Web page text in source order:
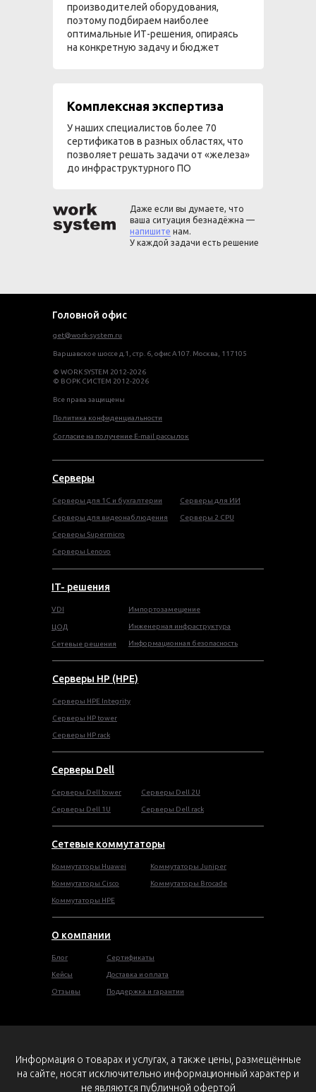
производителей оборудования,
поэтому подбираем наиболее
оптимальные ИТ-решения, опираясь
на конкретную задачу и бюджет
Комплексная экспертиза
У наших специалистов более 70
сертификатов в разных областях, что
позволяет решать задачи от «железа»
до инфраструктурного ПО
Даже если вы думаете, что
ваша ситуация безнадёжна —
напишите нам.
У каждой задачи есть решение
get@work-system.ru
Варшавское шоссе д.1, стр. 6, офис А107. Москва, 117105
© WORK SYSTEM 2012-2026
© ВОРК СИСТЕМ 2012-2026
Все права защищены
Политика конфиденциальности
Согласие на получение E-mail рассылок
Головной офис
Серверы
О компании
Серверы HP (HPE)
Серверы Dell
Сетевые коммутаторы
Серверы для 1С и бухгалтерии
Серверы для видеонаблюдения
Серверы Supermicro
Серверы HPE Integrity
Cерверы HP tower
Cерверы HP rack
Серверы Lenovo
Серверы для ИИ
Серверы 2 CPU
Cерверы Dell tower
Серверы Dell 1U
Серверы Dell 2U
Серверы Dell rack
VDI
ЦОД
Сетевые решения
Импортозамещение
Инженерная инфраструктура
Информационная безопасность
IT- решения
Блог
Кейсы
Отзывы
Сертификаты
Доставка и оплата
Поддержка и гарантии
Коммутаторы Huawei
Коммутаторы Cisco
Коммутаторы HPE
Коммутаторы Juniper
Коммутаторы Brocade
Информация о товарах и услугах, а также цены, размещённые
на сайте, носят исключительно информационный характер и
не являются публичной офертой